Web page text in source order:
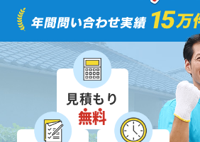
見積もり
無料